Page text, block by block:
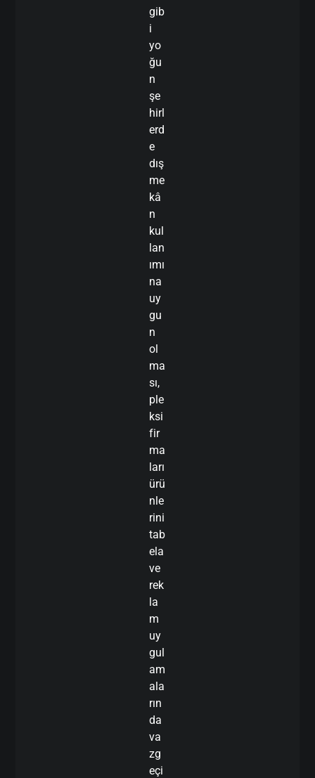
gib
i
yo
ğu
n
şe
hirl
erd
e
dış
me
kâ
n
kul
lan
ımı
na
uy
gu
n
ol
ma
sı,
ple
ksi
fir
ma
ları
ürü
nle
rini
tab
ela
ve
rek
la
m
uy
gul
am
ala
rın
da
va
zg
eçi